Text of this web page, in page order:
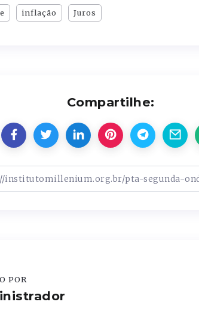
inflação Juros
Compartilhe:
POR